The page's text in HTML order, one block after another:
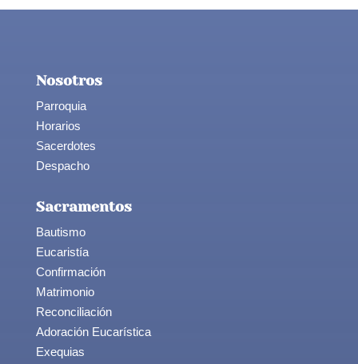
Nosotros
Parroquia
Horarios
Sacerdotes
Despacho
Sacramentos
Bautismo
Eucaristía
Confirmación
Matrimonio
Reconciliación
Adoración Eucarística
Exequias